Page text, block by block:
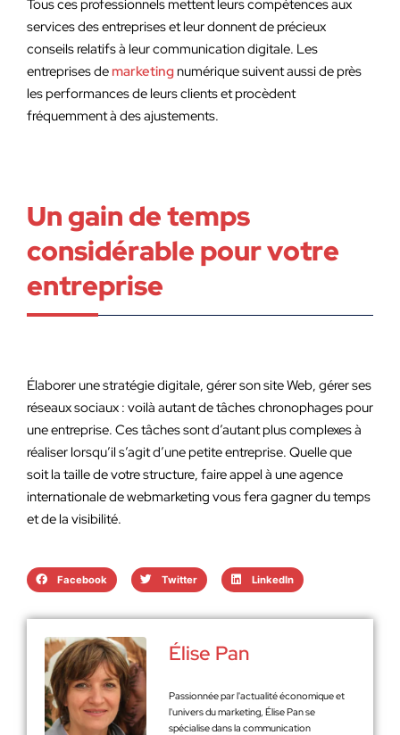
Tous ces professionnels mettent leurs compétences aux
services des entreprises et leur donnent de précieux
conseils relatifs à leur communication digitale. Les
entreprises de marketing numérique suivent aussi de près
les performances de leurs clients et procèdent
fréquemment à des ajustements.
Un gain de temps
considérable pour votre
entreprise
Élaborer une stratégie digitale, gérer son site Web, gérer ses
réseaux sociaux : voilà autant de tâches chronophages pour
une entreprise. Ces tâches sont d’autant plus complexes à
réaliser lorsqu’il s’agit d’une petite entreprise. Quelle que
soit la taille de votre structure, faire appel à une agence
internationale de webmarketing vous fera gagner du temps
et de la visibilité.
Facebook Twitter LinkedIn
Élise Pan
Passionnée par l'actualité économique et
l'univers du marketing, Élise Pan se
spécialise dans la communication